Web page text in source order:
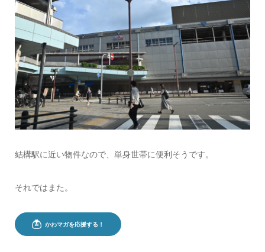
結構駅に近い物件なので、単身世帯に便利そうです。
それではまた。